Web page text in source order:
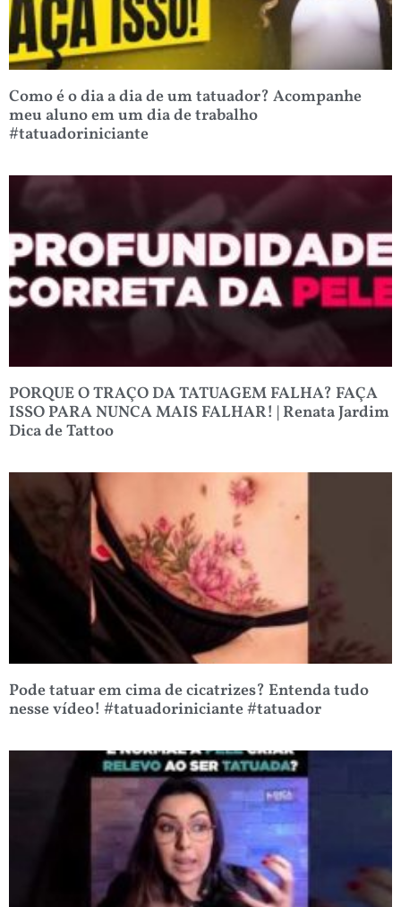
Como é o dia a dia de um tatuador? Acompanhe
meu aluno em um dia de trabalho
#tatuadoriniciante
PORQUE O TRAÇO DA TATUAGEM FALHA? FAÇA
ISSO PARA NUNCA MAIS FALHAR! | Renata Jardim
Dica de Tattoo
Pode tatuar em cima de cicatrizes? Entenda tudo
nesse vídeo! #tatuadoriniciante #tatuador